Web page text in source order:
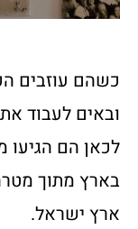
כשהם עוזבים
ובאים לעבוד
בארץ מתוך
ארץ ישראל.